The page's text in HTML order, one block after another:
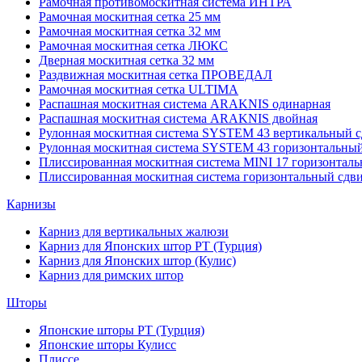
Рамочная москитная сетка 25 мм
Рамочная москитная сетка 32 мм
Рамочная москитная сетка ЛЮКС
Дверная москитная сетка 32 мм
Раздвижная москитная сетка ПРОВЕДАЛ
Рамочная москитная сетка ULTIMA
Распашная москитная система ARAKNIS одинарная
Распашная москитная система ARAKNIS двойная
Рулонная москитная система SYSTEM 43 вертикальный
Рулонная москитная система SYSTEM 43
Плиссированная москитная система MINI 17
Плиссированная москитная система горизонтальный
Карнизы
Карниз для вертикальных жалюзи
Карниз для Японских штор РТ (Турция)
Карниз для Японских штор (Кулис)
Карниз для римских штор
Шторы
Японские шторы РТ (Турция)
Японские шторы Кулисс
Плиссе